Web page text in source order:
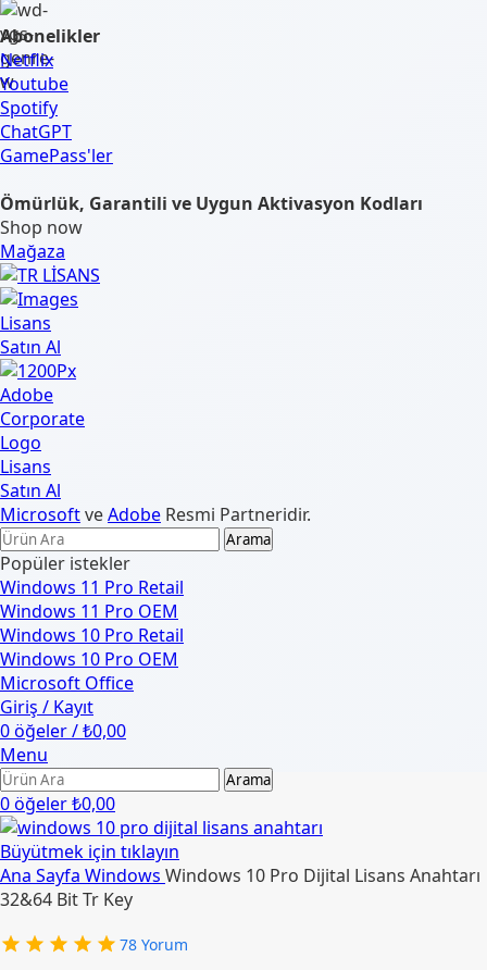
Abonelikler
Netflix
Youtube
Spotify
ChatGPT
GamePass'ler
Ömürlük, Garantili ve Uygun Aktivasyon Kodları
Shop now
Mağaza
MicrosoftveAdobe Resmi Partneridir.
Arama
Popüler istekler
Windows 11 Pro Retail
Windows 11 Pro OEM
Windows 10 Pro Retail
Windows 10 Pro OEM
Microsoft Office
Giriş / Kayıt
0öğeler/₺0,00
Menu
Arama
0öğeler₺0,00
Büyütmek için tıklayın
Ana Sayfa Windows Windows 10 Pro Dijital Lisans Anahtarı
32&64 Bit Tr Key
78 Yorum